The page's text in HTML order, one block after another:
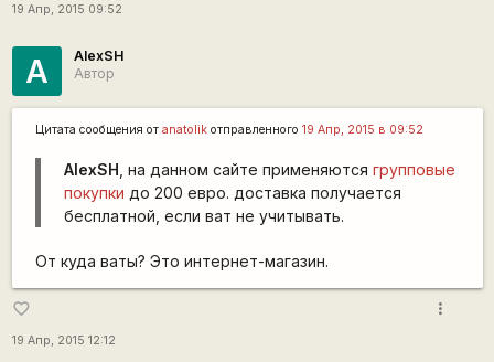
19 Апр, 2015 09:52
A
AlexSH
Автор
Цитата сообщения от anatolikотправленного 19 Апр, 2015 в 09:52
AlexSH , на данном сайте применяются групповые
покупки до 200 евро. доставка получается
бесплатной, если ват не учитывать.
От куда ваты? Это интернет-магазин.
favorite_border
19 Апр, 2015 12:12
more_vert